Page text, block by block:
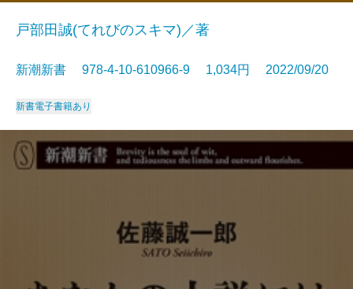
戸部田誠(てれびのスキマ)／著
新潮新書 978-4-10-610966-9 1,034円 2022/09/20
新書電子書籍あり